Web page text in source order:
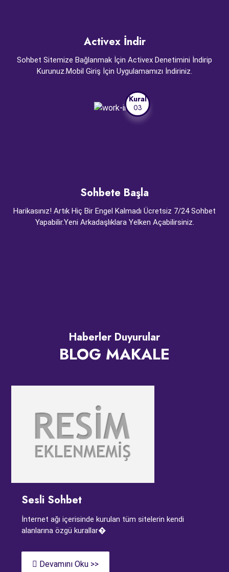
Activex İndir
Sohbet Sitemize Bağlanmak İçin Activex Denetimini İndirip
Kurunuz.Mobil Giriş İçin Uygulamamızı İndiriniz.
Kural
03
Sohbete Başla
Harikasınız! Artık Hiç Bir Engel Kalmadı Ücretsiz 7/24 Sohbet
Yapabilir.Yeni Arkadaşlıklara Yelken Açabilirsiniz.
Haberler Duyurular
BLOG MAKALE
Sesli Sohbet
İnternet ağı içerisinde kurulan tüm sitelerin kendi
alanlarına özgü kurallar�
Devamını Oku >>